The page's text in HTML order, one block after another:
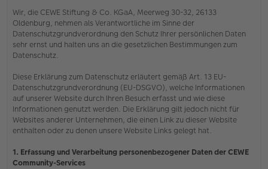
Wir, die CEWE Stiftung & Co. KGaA, Meerweg 30-32, 26133
Oldenburg, nehmen als Verantwortliche im Sinne der
Datenschutzgrundverordnung den Schutz Ihrer persönlichen Daten
sehr ernst und halten uns an die gesetzlichen Bestimmungen zum
Datenschutz.
Diese Erklärung zum Datenschutz erläutert gemäß Art. 13 EU-
Datenschutzgrundverordnung (EU-DSGVO), welche Informationen
auf unserer Website durch Ihren Besuch erfasst und wie diese
Informationen genutzt werden. Die Erklärung gilt jedoch nicht für
Websites anderer Unternehmen, die einen Link zu dieser Website
enthalten oder zu denen unsere Website Links gelegt hat.
1. Erfassung und Verarbeitung personenbezogener Daten der CEWE
Community-Services